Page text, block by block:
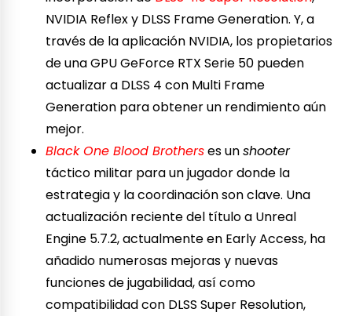
NVIDIA Reflex y DLSS Frame Generation. Y, a
través de la aplicación NVIDIA, los propietarios
de una GPU GeForce RTX Serie 50 pueden
actualizar a DLSS 4 con Multi Frame
Generation para obtener un rendimiento aún
mejor.
Black One Blood Brotherses unshooter
táctico militar para un jugador donde la
estrategia y la coordinación son clave. Una
actualización reciente del título a Unreal
Engine 5.7.2, actualmente en Early Access, ha
añadido numerosas mejoras y nuevas
funciones de jugabilidad, así como
compatibilidad con DLSS Super Resolution,